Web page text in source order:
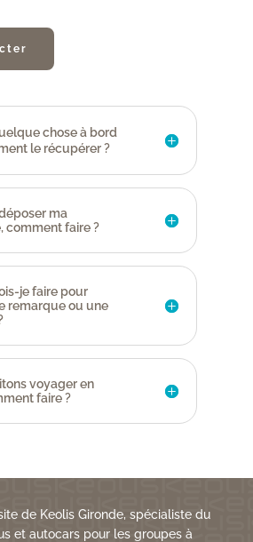
chose à bord
le récupérer ?
ma
comment faire ?
je faire pour
remarque ou une
voyager en
faire ?
de Keolis Gironde, spécialiste du
et autocars pour les groupes à